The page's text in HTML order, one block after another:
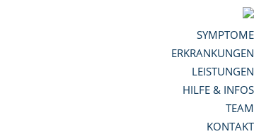
SYMPTOME
ERKRANKUNGEN
LEISTUNGEN
HILFE & INFOS
TEAM
KONTAKT